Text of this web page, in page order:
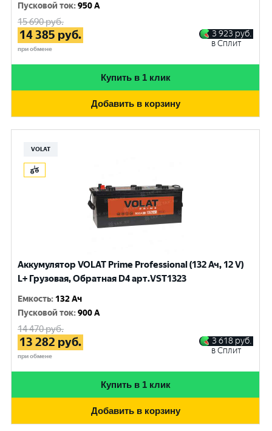
Пусковой ток:950 A
15 690руб.
14 385 руб.
при обмене
3 923 руб.
в Сплит
Купить в 1 клик
Добавить в корзину
VOLAT
Аккумулятор VOLAT Prime Professional (132 Ач, 12 V)
L+ Грузовая, Обратная D4 арт.VST1323
Емкость: 132 Ач
Пусковой ток:900 A
14 470руб.
13 282 руб.
при обмене
3 618 руб.
в Сплит
Купить в 1 клик
Добавить в корзину